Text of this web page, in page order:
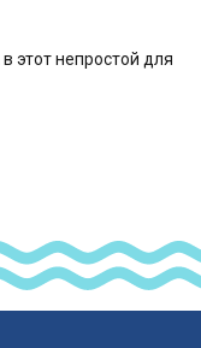
этот непростой для